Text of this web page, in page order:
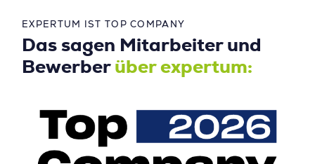
EXPERTUM IST TOP COMPANY
Das sagen Mitarbeiter und
Bewerber über expertum: